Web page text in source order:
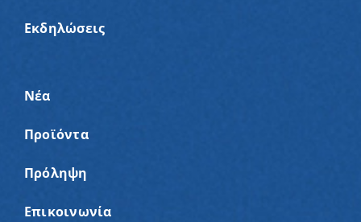
Εκδηλώσεις
Νέα
Προϊόντα
Πρόληψη
Επικοινωνία